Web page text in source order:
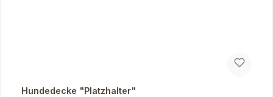
Hundedecke "Platzhalter"